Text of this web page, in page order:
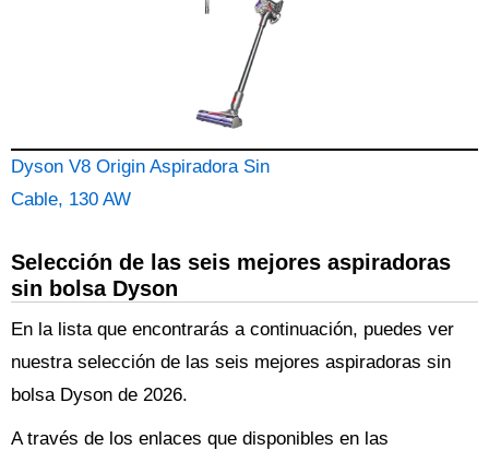
Dyson V8 Origin Aspiradora Sin
Cable, 130 AW
Selección de las seis mejores aspiradoras
sin bolsa Dyson
En la lista que encontrarás a continuación, puedes ver
nuestra selección de las seis mejores aspiradoras sin
bolsa Dyson de 2026.
A través de los enlaces que disponibles en las